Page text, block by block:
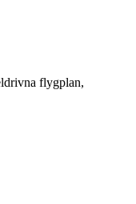
flygplan,